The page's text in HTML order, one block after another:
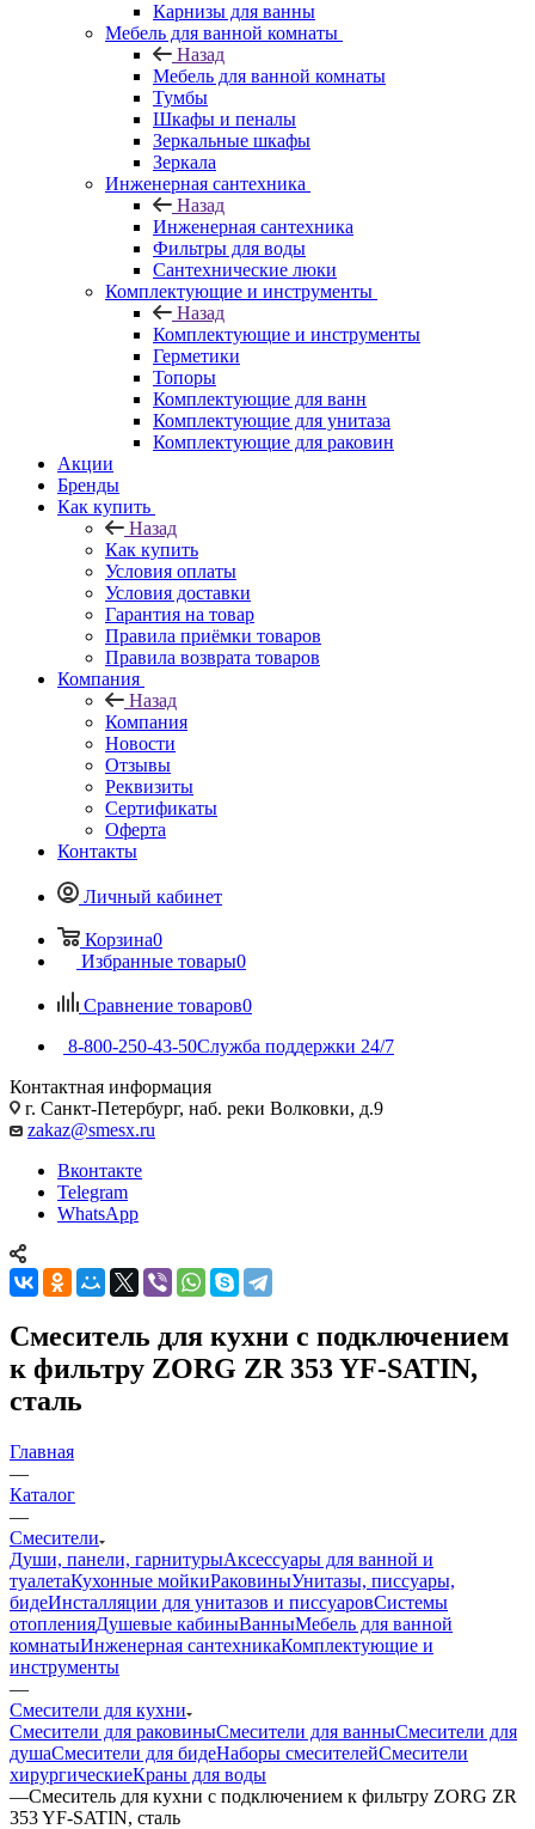
Карнизы для ванны
Мебель для ванной комнаты
Назад
Мебель для ванной комнаты
Тумбы
Шкафы и пеналы
Зеркальные шкафы
Зеркала
Инженерная сантехника
Назад
Инженерная сантехника
Фильтры для воды
Сантехнические люки
Комплектующие и инструменты
Назад
Комплектующие и инструменты
Герметики
Топоры
Комплектующие для ванн
Комплектующие для унитаза
Комплектующие для раковин
Акции
Бренды
Как купить
Назад
Как купить
Условия оплаты
Условия доставки
Гарантия на товар
Правила приёмки товаров
Правила возврата товаров
Компания
Назад
Компания
Новости
Отзывы
Реквизиты
Сертификаты
Оферта
Контакты
Личный кабинет
Корзина0
Избранные товары0
Сравнение товаров0
8-800-250-43-50Служба поддержки 24/7
Контактная информация
г. Санкт-Петербург, наб. реки Волковки, д.9
zakaz@smesx.ru
Вконтакте
Telegram
WhatsApp
Смеситель для кухни с подключением
к фильтру ZORG ZR 353 YF-SATIN,
сталь
Главная
—
Каталог
—
Смесители
Души, панели, гарнитурыАксессуары для ванной и
туалетаКухонные мойкиРаковиныУнитазы, писсуары,
бидеИнсталляции для унитазов и писсуаровСистемы
отопленияДушевые кабиныВанныМебель для ванной
комнатыИнженерная сантехникаКомплектующие и
инструменты
—
Смесители для кухни
Смесители для раковиныСмесители для ванныСмесители для
душаСмесители для бидеНаборы смесителейСмесители
хирургическиеКраны для воды
—Смеситель для кухни с подключением к фильтру ZORG ZR
353 YF-SATIN, сталь